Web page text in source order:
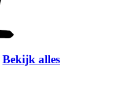
Bekijk alles